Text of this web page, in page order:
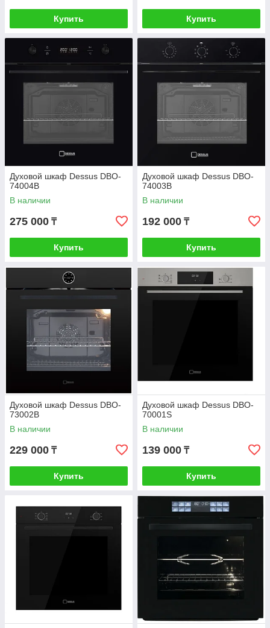
Купить Купить
Духовой шкаф Dessus DBO-
74004B
В наличии
275 000 ₸
Купить
Духовой шкаф Dessus DBO-
74003B
В наличии
192 000 ₸
Купить
Духовой шкаф Dessus DBO-
73002B
В наличии
229 000 ₸
Купить
Духовой шкаф Dessus DBO-
70001S
В наличии
139 000 ₸
Купить